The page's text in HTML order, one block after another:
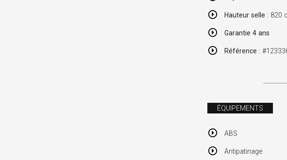
Hauteur selle : 820
Garantie 4 ans
Référence :
ÉQUIPEMENTS
ABS
Antipatinage